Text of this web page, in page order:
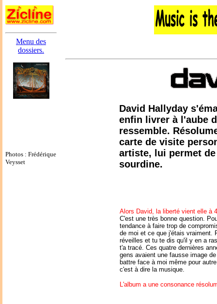
Menu des
dossiers.
Photos : Frédérique
Veysset
David Hallyday
enfin livrer à l'aube
ressemble.
carte de visite
artiste, lui permet
sourdine.
Alors David, la liberté vient elle à
C'est une très bonne question.
tendance à faire trop de
de moi et ce que j'étais vraiment.
réveilles et tu te dis qu'il y en a
t'a tracé. Ces quatre dernières
gens avaient une fausse image
battre face à moi même pour
c'est à dire la musique.
L'album a une consonance